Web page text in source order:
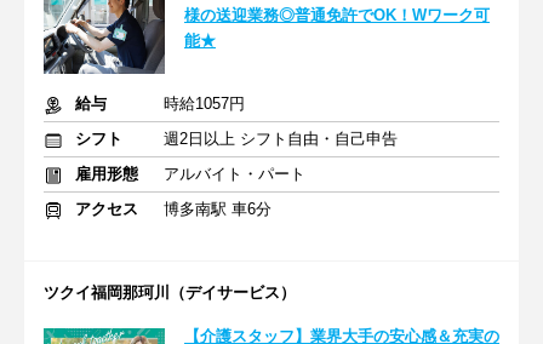
様の送迎業務◎普通免許でOK！Wワーク可
能★
給与
時給1057円
シフト
週2日以上 シフト自由・自己申告
雇用形態
アルバイト・パート
アクセス
博多南駅 車6分
ツクイ福岡那珂川（デイサービス）
【介護スタッフ】業界大手の安心感＆充実の